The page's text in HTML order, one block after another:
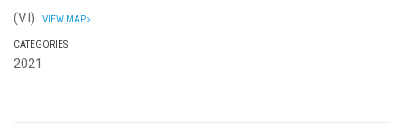
(VI)
VIEW MAP
CATEGORIES
2021